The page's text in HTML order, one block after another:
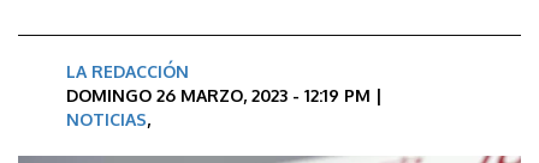
LA REDACCIÓN
DOMINGO 26 MARZO, 2023 - 12:19 PM |
NOTICIAS,